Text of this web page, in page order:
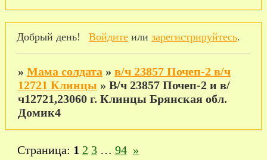
Добрый день! Войдитеили зарегистрируйтесь.
» Мама солдата » в/ч 23857 Почеп-2 в/ч
12721 Клинцы » В/ч 23857 Почеп-2 и в/
ч12721,23060 г. Клинцы Брянская обл.
Домик4
Страница: 1 2 3 … 94 »